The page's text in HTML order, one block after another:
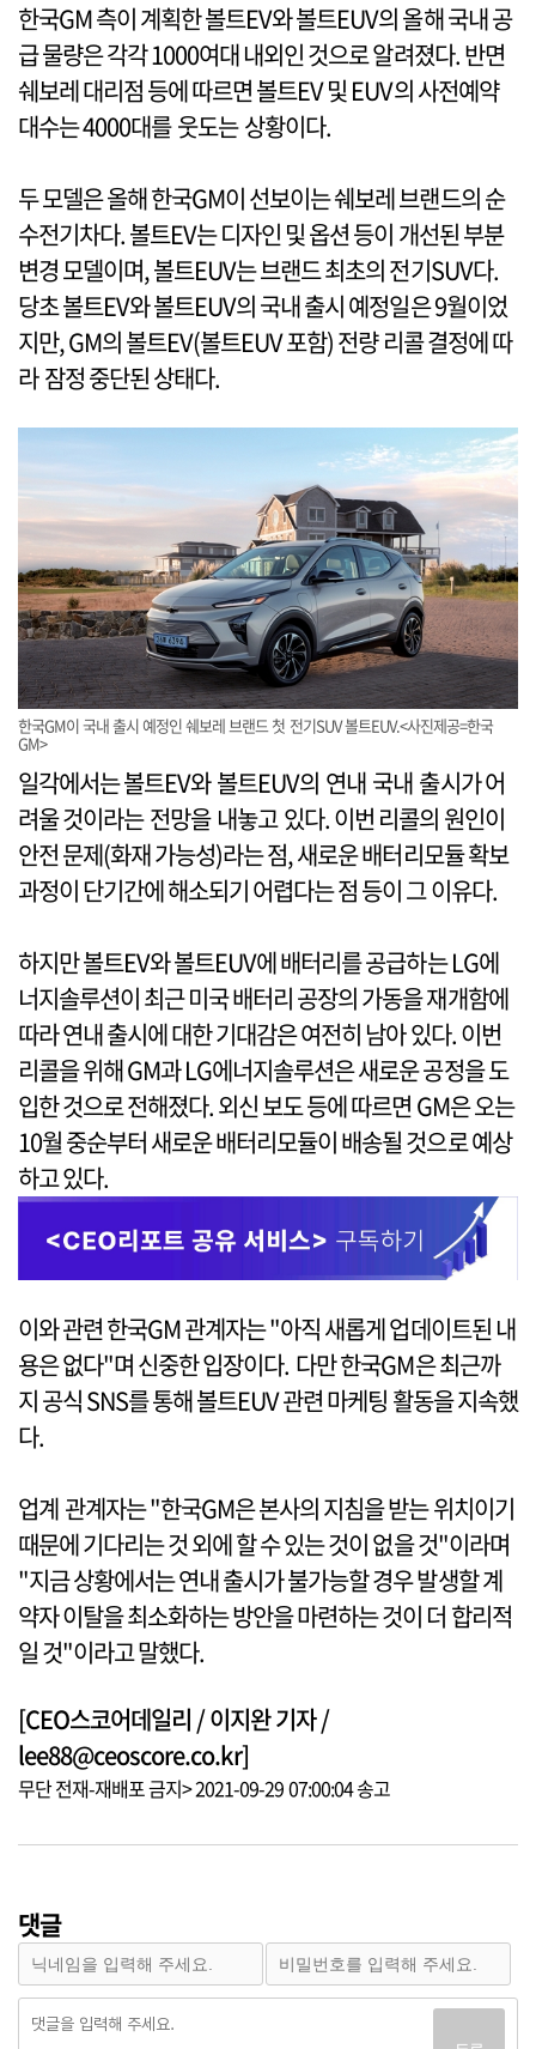
한국GM 측이 계획한 볼트EV와 볼트EUV의 올해 국내 공
급 물량은 각각 1000여대 내외인 것으로 알려졌다. 반면
쉐보레 대리점 등에 따르면 볼트EV 및 EUV의 사전예약
대수는 4000대를 웃도는 상황이다.
두 모델은 올해 한국GM이 선보이는 쉐보레 브랜드의 순
수전기차다. 볼트EV는 디자인 및 옵션 등이 개선된 부분
변경 모델이며, 볼트EUV는 브랜드 최초의 전기SUV다.
당초 볼트EV와 볼트EUV의 국내 출시 예정일은 9월이었
지만, GM의 볼트EV(볼트EUV 포함) 전량 리콜 결정에 따
라 잠정 중단된 상태다.
한국GM이 국내 출시 예정인 쉐보레 브랜드 첫 전기SUV 볼트EUV.<사진제공=한국
GM>
일각에서는 볼트EV와 볼트EUV의 연내 국내 출시가 어
려울 것이라는 전망을 내놓고 있다. 이번 리콜의 원인이
안전 문제(화재 가능성)라는 점, 새로운 배터리모듈 확보
과정이 단기간에 해소되기 어렵다는 점 등이 그 이유다.
하지만 볼트EV와 볼트EUV에 배터리를 공급하는 LG에
너지솔루션이 최근 미국 배터리 공장의 가동을 재개함에
따라 연내 출시에 대한 기대감은 여전히 남아 있다. 이번
리콜을 위해 GM과 LG에너지솔루션은 새로운 공정을 도
입한 것으로 전해졌다. 외신 보도 등에 따르면 GM은 오는
10월 중순부터 새로운 배터리모듈이 배송될 것으로 예상
하고 있다.
이와 관련 한국GM 관계자는 "아직 새롭게 업데이트된 내
용은 없다"며 신중한 입장이다. 다만 한국GM은 최근까
지 공식 SNS를 통해 볼트EUV 관련 마케팅 활동을 지속했
다.
업계 관계자는 "한국GM은 본사의 지침을 받는 위치이기
때문에 기다리는 것 외에 할 수 있는 것이 없을 것"이라며
"지금 상황에서는 연내 출시가 불가능할 경우 발생할 계
약자 이탈을 최소화하는 방안을 마련하는 것이 더 합리적
일 것"이라고 말했다.
[CEO스코어데일리 / 이지완 기자 /
lee88@ceoscore.co.kr]
무단 전재-재배포 금지> 2021-09-29 07:00:04 송고
댓글